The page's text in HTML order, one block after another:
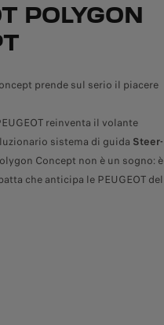
POLYGON
prende sul serio il piacere
reinventa il volante
sistema di guida Steer-
Concept non è un sogno: è
che anticipa le PEUGEOT del